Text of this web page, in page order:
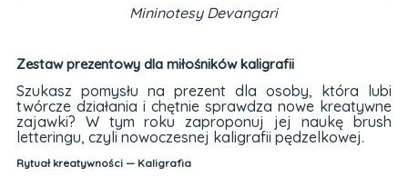
Mininotesy Devangari
Zestaw prezentowy dla miłośników kaligrafii
Szukasz pomysłu na prezent dla osoby, która lubi
twórcze działania i chętnie sprawdza nowe kreatywne
zajawki? W tym roku zaproponuj jej naukę brush
letteringu, czyli nowoczesnej kaligrafii pędzelkowej.
Rytuał kreatywności — Kaligrafia